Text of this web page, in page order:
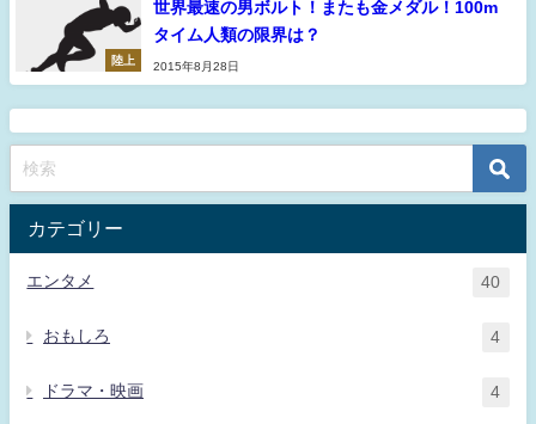
陸上
世界最速の男ボルト！またも金メダル！100m
タイム人類の限界は？
2015年8月28日
カテゴリー
エンタメ 40
おもしろ 4
ドラマ・映画 4